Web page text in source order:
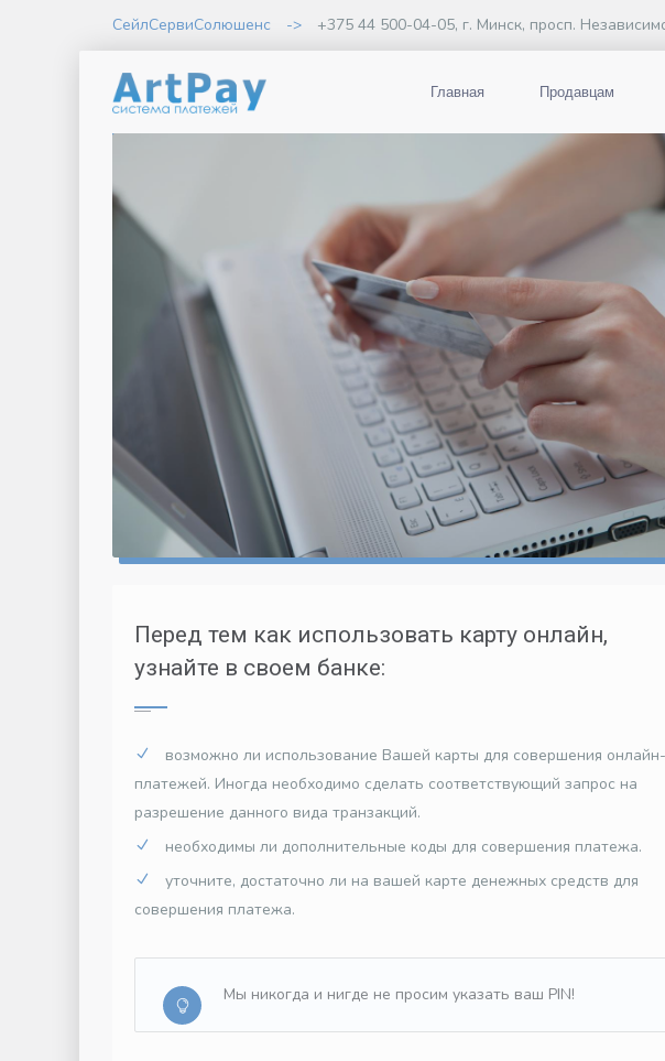
СейлСервиСолюшенс -> +375 44 500-04-05, г. Минск, просп.
Главная Продавцам
Перед тем как использовать карту онлайн,
узнайте в своем банке:
возможно ли использование Вашей карты для совершения онлайн-
платежей. Иногда необходимо сделать соответствующий запрос на
разрешение данного вида транзакций.
необходимы ли дополнительные коды для совершения платежа.
уточните, достаточно ли на вашей карте денежных средств для
совершения платежа.
Мы никогда и нигде не просим указать ваш PIN!